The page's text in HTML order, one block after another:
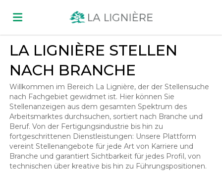
Home
Stellen
Lebenslauf
hochladen
Anmelden
LA LIGNIÈRE STELLEN
NACH BRANCHE
Willkommen im Bereich La Lignière, der der Stellensuche
nach Fachgebiet gewidmet ist. Hier können Sie
Stellenanzeigen aus dem gesamten Spektrum des
Arbeitsmarktes durchsuchen, sortiert nach Branche und
Beruf. Von der Fertigungsindustrie bis hin zu
fortgeschrittenen Dienstleistungen: Unsere Plattform
vereint Stellenangebote für jede Art von Karriere und
Branche und garantiert Sichtbarkeit für jedes Profil, von
technischen über kreative bis hin zu Führungspositionen.